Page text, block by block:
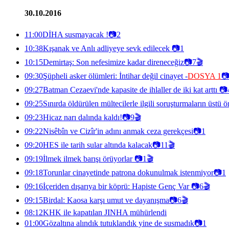
30.10.2016
11:00DİHA susmayacak !📷2
10:38Kışanak ve Anlı adliyeye sevk edilecek 📷1
10:15Demirtaş: Son nefesimize kadar direneceğiz📷7🎬
09:30Şüpheli asker ölümleri: İntihar değil cinayet -DOSYA 1📷
09:27Batman Cezaevi'nde kapasite de ihlaller de iki kat arttı 📷
09:25Sınırda öldürülen mültecilerle ilgili soruşturmaların üstü
09:23Hicaz narı dalında kaldı!📷9🎬
09:22Nisêbîn ve Cizîr'in adını anmak ceza gerekçesi📷1
09:20HES ile tarih sular altında kalacak📷11 🎬
09:19İlmek ilmek barışı örüyorlar📷1 🎬
09:18Torunlar cinayetinde patrona dokunulmak istenmiyor📷1
09:16İçeriden dışarıya bir köprü: Hapiste Genç Var📷6🎬
09:15Birdal: Kaosa karşı umut ve dayanışma📷6🎬
08:12KHK ile kapatılan JINHA mühürlendi
01:00Gözaltına alındık tutuklandık yine de susmadık📷1